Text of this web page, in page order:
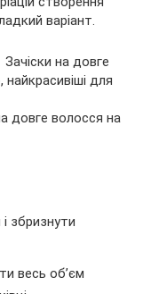
Укладання,
варіант.
довге волосся на
збризнути
весь об’єм